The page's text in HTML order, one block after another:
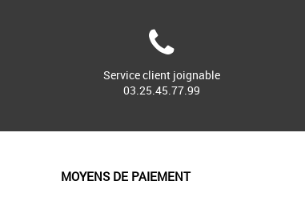
Service client joignable
03.25.45.77.99
MOYENS DE PAIEMENT